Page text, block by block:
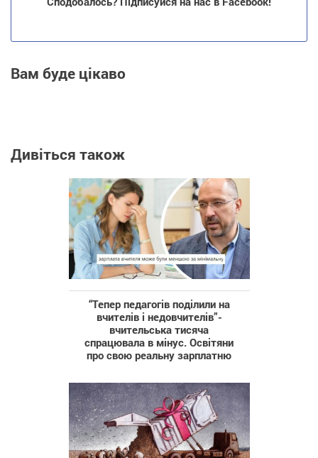
Вам буде цікаво
Дивіться також
“‎Тепер педагогів поділили на
вчителів і недовчителів”‎-
вчительська тисяча
спрацювала в мінус. Освітяни
про свою реальну зарплатню